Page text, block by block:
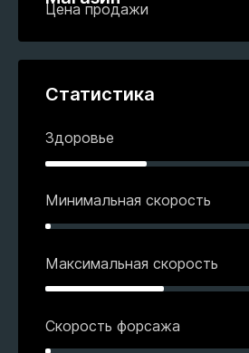
Цена продажи
Статистика
Здоровье
Минимальная скорость
Максимальная скорость
Скорость форсажа